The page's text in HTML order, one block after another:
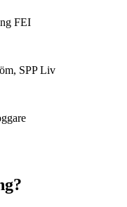
FEI
SPP Liv